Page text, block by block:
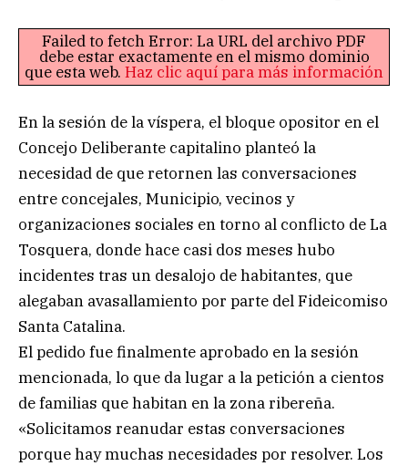
Failed to fetch Error: La URL del archivo PDF
debe estar exactamente en el mismo dominio
que esta web. Haz clic aquí para más información
En la sesión de la víspera, el bloque opositor en el
Concejo Deliberante capitalino planteó la
necesidad de que retornen las conversaciones
entre concejales, Municipio, vecinos y
organizaciones sociales en torno al conflicto de La
Tosquera, donde hace casi dos meses hubo
incidentes tras un desalojo de habitantes, que
alegaban avasallamiento por parte del Fideicomiso
Santa Catalina.
El pedido fue finalmente aprobado en la sesión
mencionada, lo que da lugar a la petición a cientos
de familias que habitan en la zona ribereña.
«Solicitamos reanudar estas conversaciones
porque hay muchas necesidades por resolver. Los